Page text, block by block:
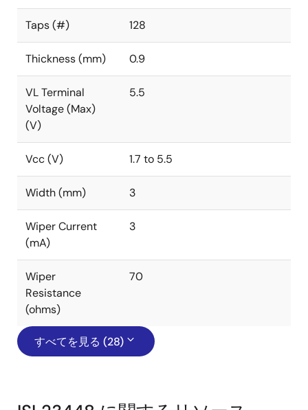
Taps (#) 128
Thickness (mm) 0.9
VL Terminal
Voltage (Max)
(V)
5.5
Vcc (V) 1.7 to 5.5
Width (mm) 3
Wiper Current
(mA)
3
Wiper
Resistance
(ohms)
70
すべてを見る (28)